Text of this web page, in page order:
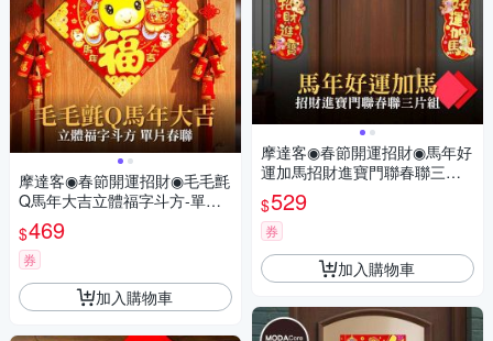
摩達客◉春節開運招財◉毛毛氈
Q馬年大吉立體福字斗方-單片
春聯
$469
券
加入購物車
摩達客◉春節開運招財◉馬年好
運加馬招財進寶門聯春聯三片
組-橫批+左右對聯
$529
券
加入購物車